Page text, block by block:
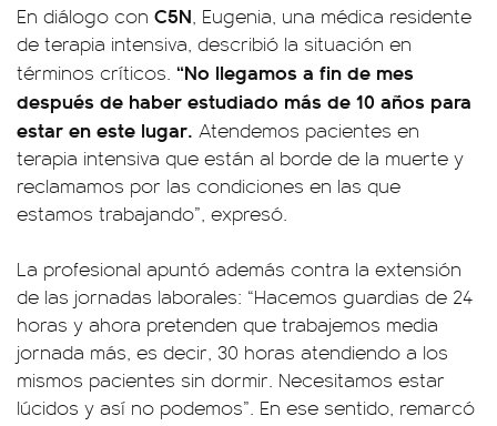
En diálogo con C5N, Eugenia, una médica residente
de terapia intensiva, describió la situación en
términos críticos. “No llegamos a fin de mes
después de haber estudiado más de 10 años para
estar en este lugar. Atendemos pacientes en
terapia intensiva que están al borde de la muerte y
reclamamos por las condiciones en las que
estamos trabajando”, expresó.
La profesional apuntó además contra la extensión
de las jornadas laborales: “Hacemos guardias de 24
horas y ahora pretenden que trabajemos media
jornada más, es decir, 30 horas atendiendo a los
mismos pacientes sin dormir. Necesitamos estar
lúcidos y así no podemos”. En ese sentido, remarcó